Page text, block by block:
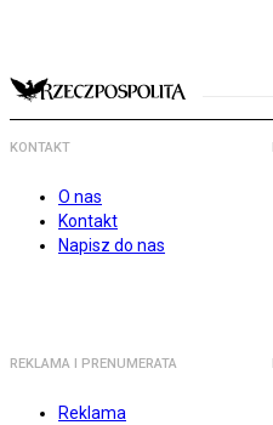
KONTAKT
O nas
Kontakt
Napisz do nas
REKLAMA I PRENUMERATA
Reklama